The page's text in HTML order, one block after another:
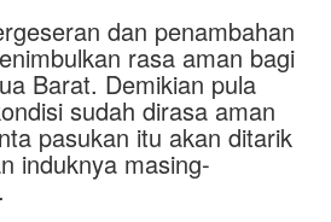
dan penambahan
rasa aman bagi
Barat. Demikian pula
sudah dirasa aman
pasukan itu akan ditarik
induknya masing-